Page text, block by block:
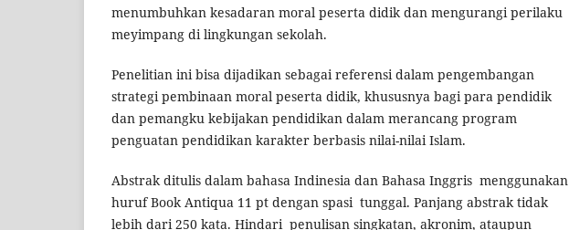
menumbuhkan kesadaran moral peserta didik dan mengurangi perilaku
meyimpang di lingkungan sekolah.
Penelitian ini bisa dijadikan sebagai referensi dalam pengembangan
strategi pembinaan moral peserta didik, khususnya bagi para pendidik
dan pemangku kebijakan pendidikan dalam merancang program
penguatan pendidikan karakter berbasis nilai-nilai Islam.
Abstrak ditulis dalam bahasa Indinesia dan Bahasa Inggris menggunakan
huruf Book Antiqua 11 pt dengan spasi tunggal. Panjang abstrak tidak
lebih dari 250 kata. Hindari penulisan singkatan, akronim, ataupun